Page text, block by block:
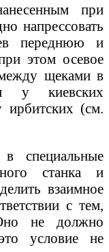
при
напрессовать
переднюю и
этом осевое
щеками в
у киевских
(см.
специальные
станка и
взаимное
с тем,
не должно
условие не